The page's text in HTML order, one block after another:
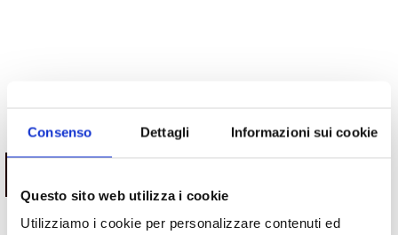
Consenso Dettagli Informazioni sui cookie
Questo sito web utilizza i cookie
Utilizziamo i cookie per personalizzare contenuti ed
Potrebbe interessarti
ESAURITO.